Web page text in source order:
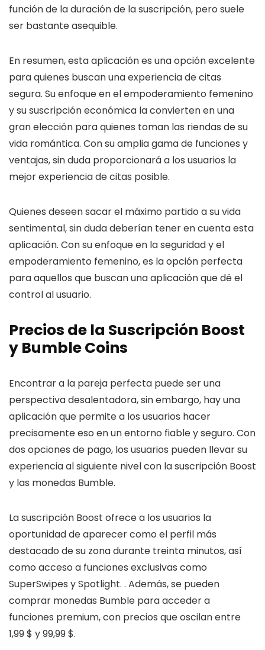
función de la duración de la suscripción, pero suele
ser bastante asequible.
En resumen, esta aplicación es una opción excelente
para quienes buscan una experiencia de citas
segura. Su enfoque en el empoderamiento femenino
y su suscripción económica la convierten en una
gran elección para quienes toman las riendas de su
vida romántica. Con su amplia gama de funciones y
ventajas, sin duda proporcionará a los usuarios la
mejor experiencia de citas posible.
Quienes deseen sacar el máximo partido a su vida
sentimental, sin duda deberían tener en cuenta esta
aplicación. Con su enfoque en la seguridad y el
empoderamiento femenino, es la opción perfecta
para aquellos que buscan una aplicación que dé el
control al usuario.
Precios de la Suscripción Boost
y Bumble Coins
Encontrar a la pareja perfecta puede ser una
perspectiva desalentadora, sin embargo, hay una
aplicación que permite a los usuarios hacer
precisamente eso en un entorno fiable y seguro. Con
dos opciones de pago, los usuarios pueden llevar su
experiencia al siguiente nivel con la suscripción Boost
y las monedas Bumble.
La suscripción Boost ofrece a los usuarios la
oportunidad de aparecer como el perfil más
destacado de su zona durante treinta minutos, así
como acceso a funciones exclusivas como
SuperSwipes y Spotlight. . Además, se pueden
comprar monedas Bumble para acceder a
funciones premium, con precios que oscilan entre
1,99 $ y 99,99 $.